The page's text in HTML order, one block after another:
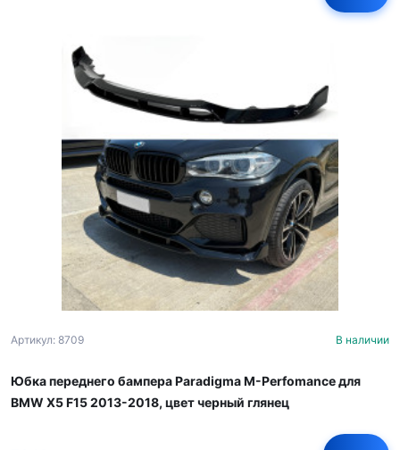
Артикул: 8709 В наличии
Юбка переднего бампера Paradigma M-Perfomance для
BMW X5 F15 2013-2018, цвет черный глянец